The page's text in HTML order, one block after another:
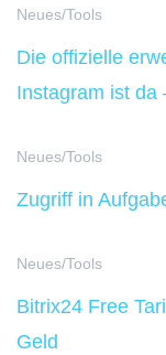
Neues/Tools
Die offizielle
Instagram ist da
Neues/Tools
Zugriff in
Neues/Tools
Bitrix24 Free
Geld